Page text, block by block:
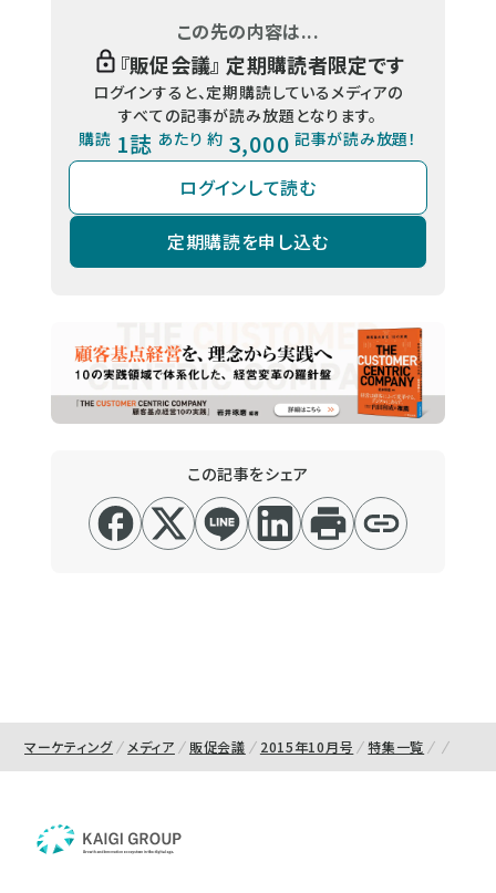
この先の内容は...
『販促会議』 定期購読者限定です
ログインすると、定期購読しているメディアの
すべての記事が読み放題となります。
購読 1誌 あたり 約 3,000 記事が読み放題！
ログインして読む
定期購読を申し込む
この記事をシェア
マーケティング メディア 販促会議 2015年10月号 特集一覧